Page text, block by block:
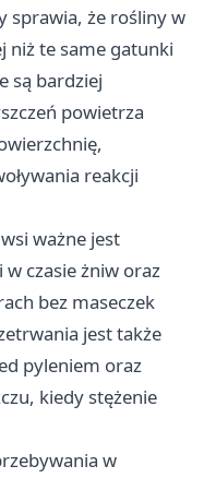
sprawia, że rośliny w
niż te same gatunki
są bardziej
powietrza
reakcji
ważne jest
czasie żniw oraz
bez maseczek
jest także
pyleniem oraz
kiedy stężenie
w